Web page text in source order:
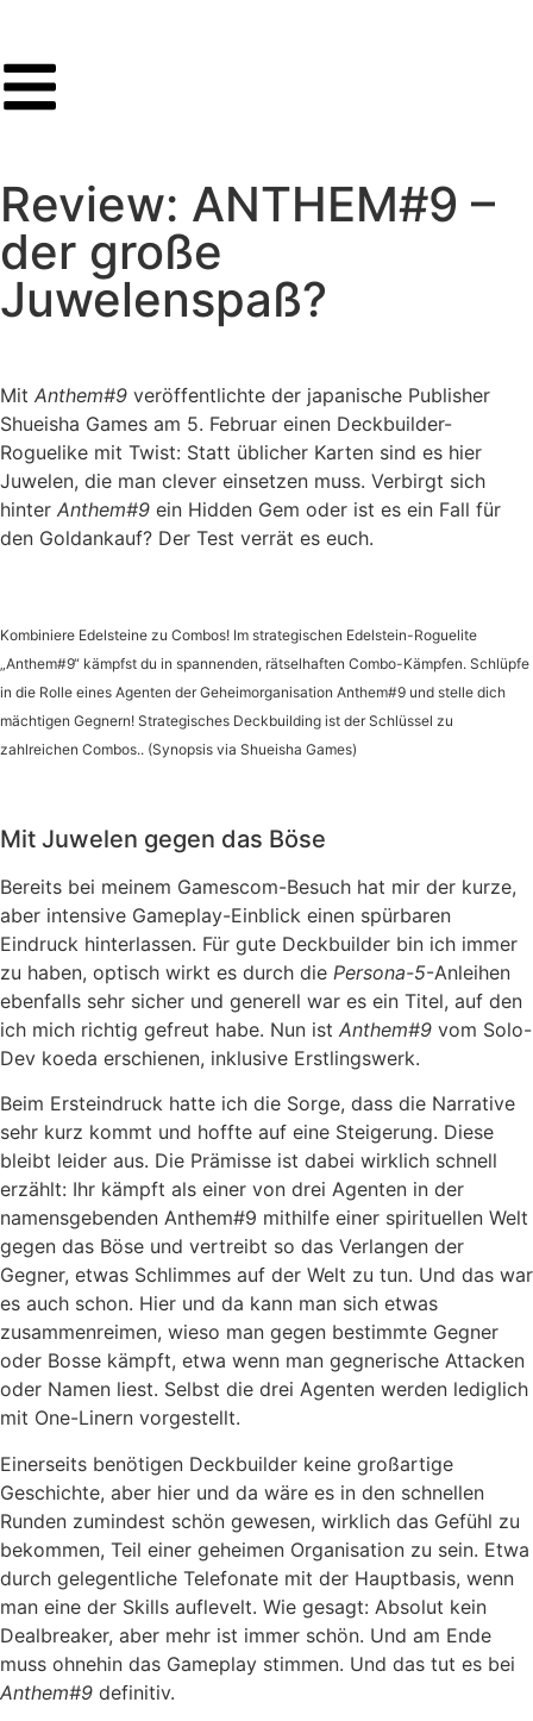
Review: ANTHEM#9 –
der große
Juwelenspaß?
Mit Anthem#9 veröffentlichte der japanische Publisher
Shueisha Games am 5. Februar einen Deckbuilder-
Roguelike mit Twist: Statt üblicher Karten sind es hier
Juwelen, die man clever einsetzen muss. Verbirgt sich
hinter Anthem#9 ein Hidden Gem oder ist es ein Fall für
den Goldankauf? Der Test verrät es euch.
Kombiniere Edelsteine zu Combos! Im strategischen Edelstein-Roguelite
„Anthem#9“ kämpfst du in spannenden, rätselhaften Combo-Kämpfen. Schlüpfe
in die Rolle eines Agenten der Geheimorganisation Anthem#9 und stelle dich
mächtigen Gegnern! Strategisches Deckbuilding ist der Schlüssel zu
zahlreichen Combos.. (Synopsis via Shueisha Games)
Mit Juwelen gegen das Böse
Bereits bei meinem Gamescom-Besuch hat mir der kurze,
aber intensive Gameplay-Einblick einen spürbaren
Eindruck hinterlassen. Für gute Deckbuilder bin ich immer
zu haben, optisch wirkt es durch die Persona-5-Anleihen
ebenfalls sehr sicher und generell war es ein Titel, auf den
ich mich richtig gefreut habe. Nun ist Anthem#9 vom Solo-
Dev koeda erschienen, inklusive Erstlingswerk.
Beim Ersteindruck hatte ich die Sorge, dass die Narrative
sehr kurz kommt und hoffte auf eine Steigerung. Diese
bleibt leider aus. Die Prämisse ist dabei wirklich schnell
erzählt: Ihr kämpft als einer von drei Agenten in der
namensgebenden Anthem#9 mithilfe einer spirituellen Welt
gegen das Böse und vertreibt so das Verlangen der
Gegner, etwas Schlimmes auf der Welt zu tun. Und das war
es auch schon. Hier und da kann man sich etwas
zusammenreimen, wieso man gegen bestimmte Gegner
oder Bosse kämpft, etwa wenn man gegnerische Attacken
oder Namen liest. Selbst die drei Agenten werden lediglich
mit One-Linern vorgestellt.
Einerseits benötigen Deckbuilder keine großartige
Geschichte, aber hier und da wäre es in den schnellen
Runden zumindest schön gewesen, wirklich das Gefühl zu
bekommen, Teil einer geheimen Organisation zu sein. Etwa
durch gelegentliche Telefonate mit der Hauptbasis, wenn
man eine der Skills auflevelt. Wie gesagt: Absolut kein
Dealbreaker, aber mehr ist immer schön. Und am Ende
muss ohnehin das Gameplay stimmen. Und das tut es bei
Anthem#9 definitiv.